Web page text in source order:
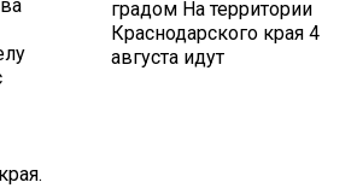
градом На территории
Краснодарского края 4
августа идут